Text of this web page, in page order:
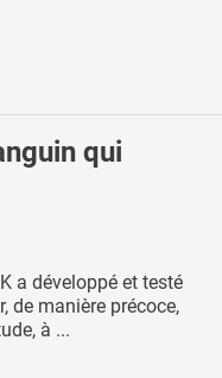
qui
a développé et testé
de manière précoce,
à ...